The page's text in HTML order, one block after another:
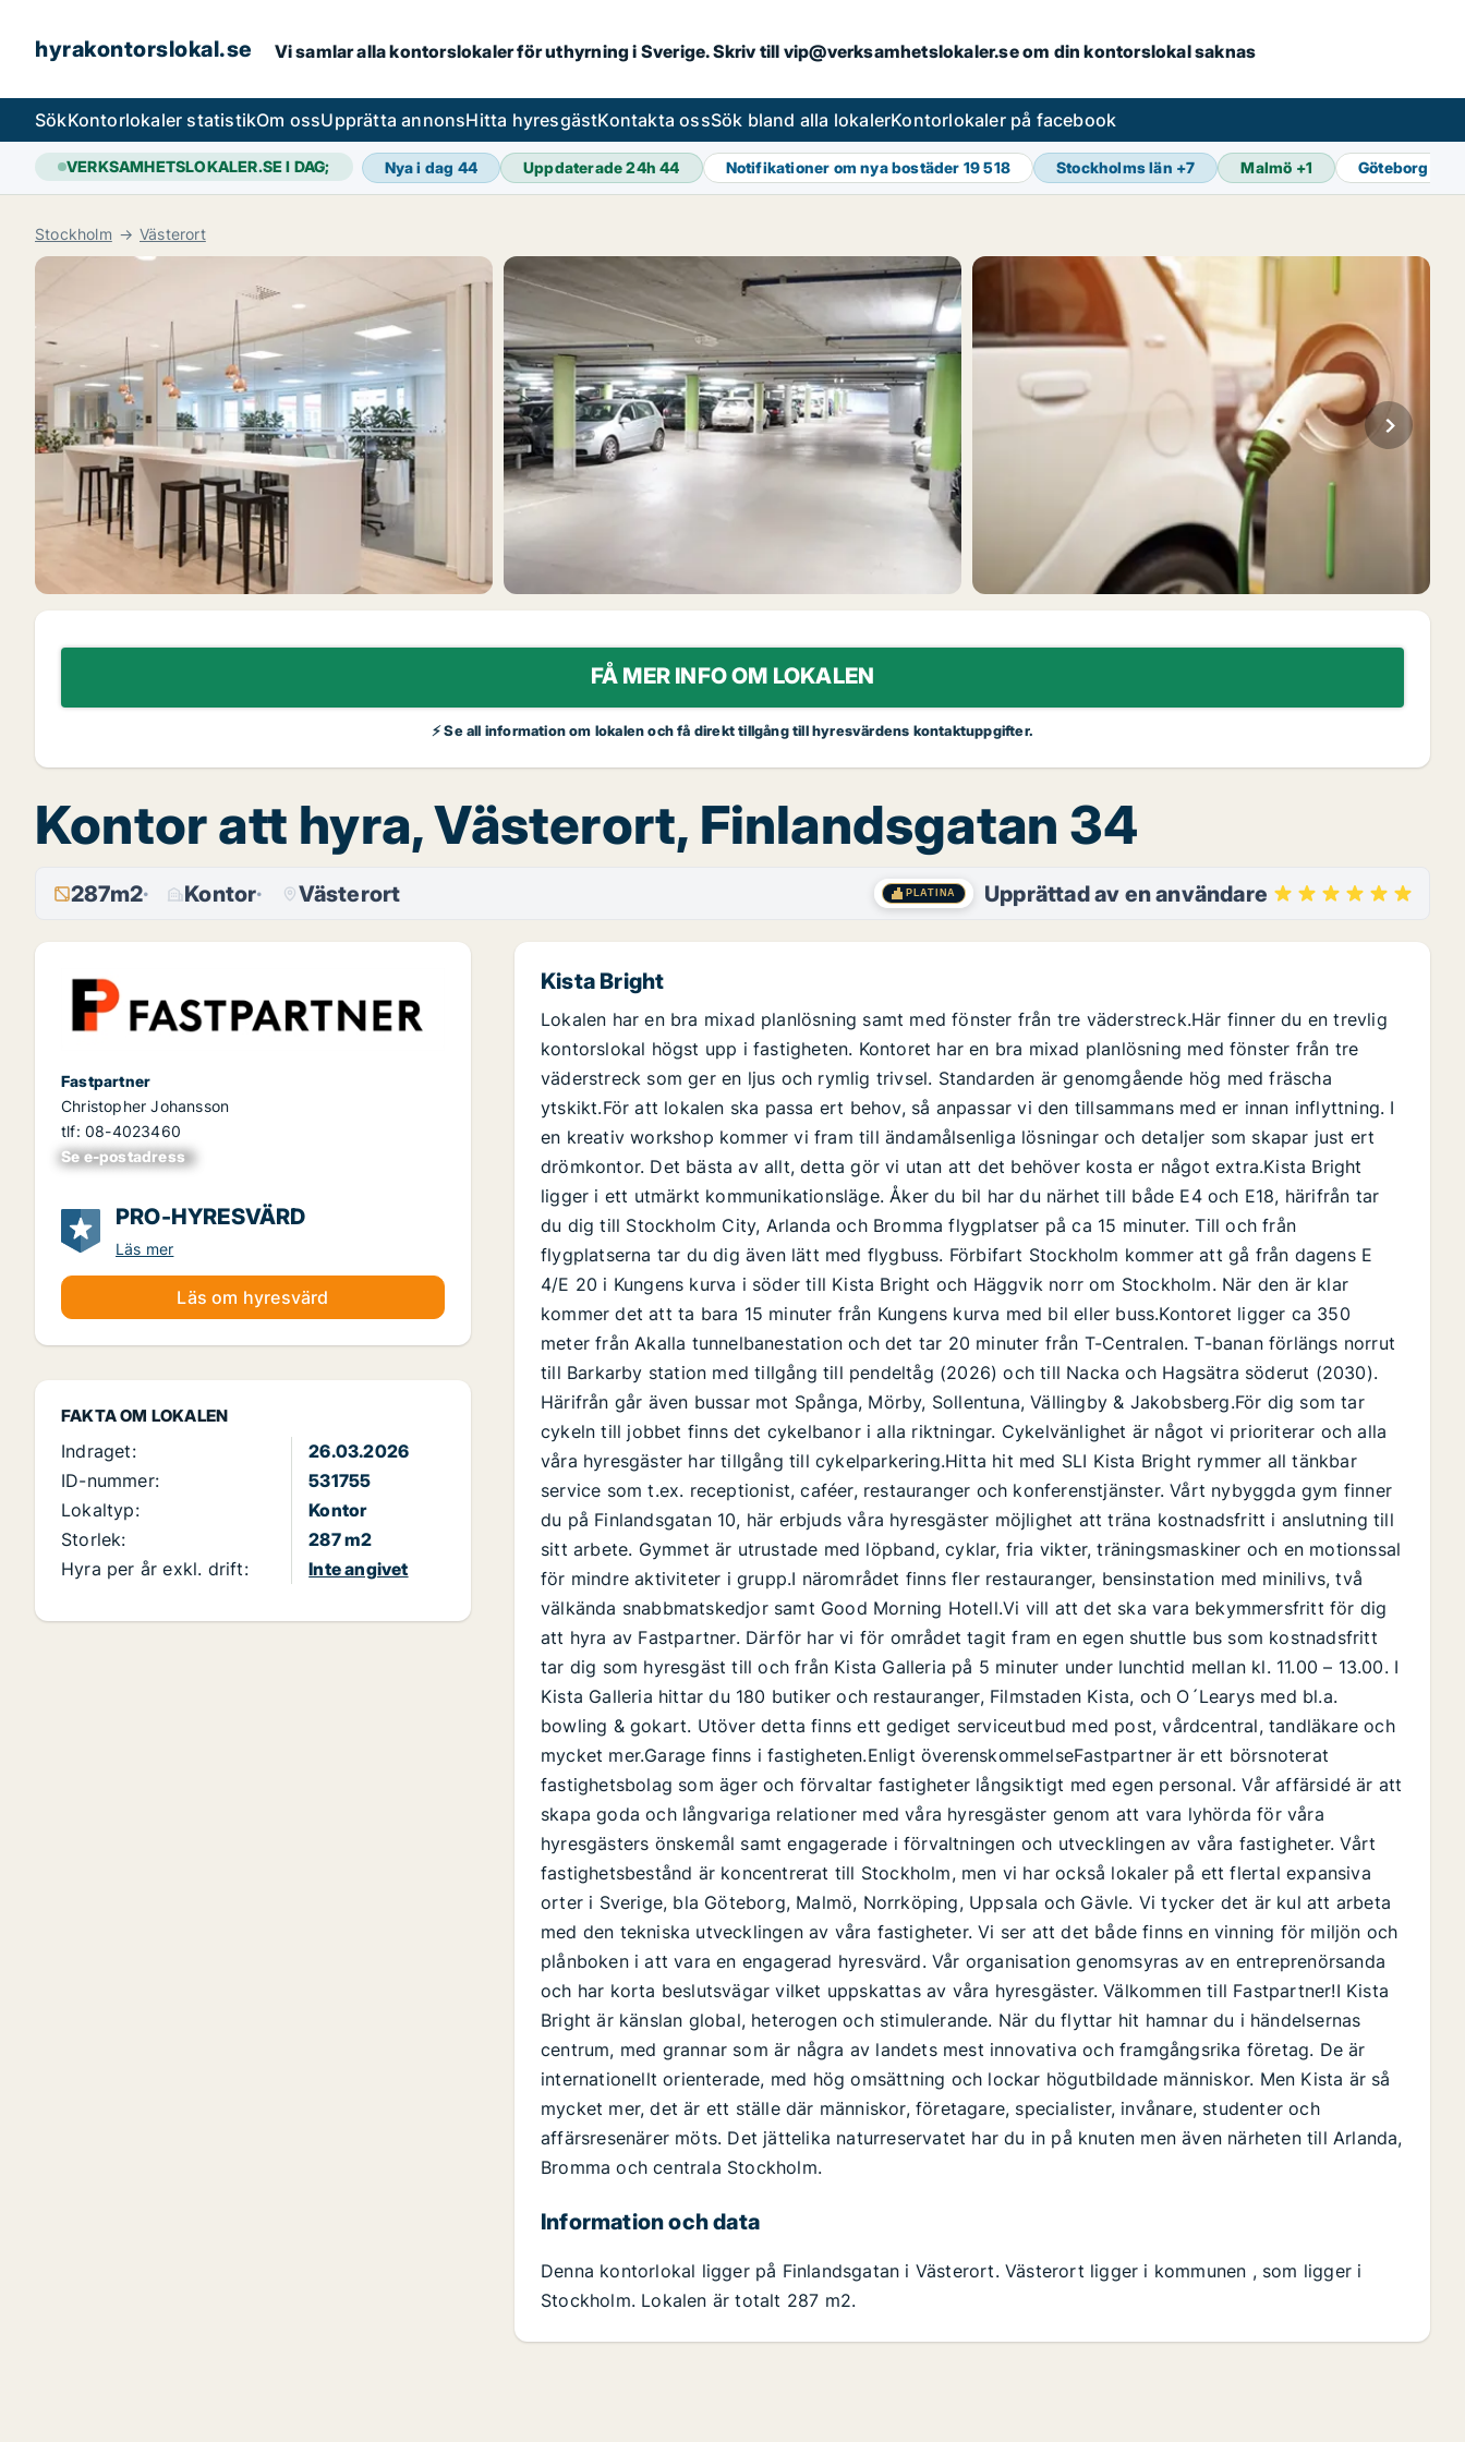
hyrakontorslokal.se Vi samlar alla kontorslokaler för uthyrning i Sverige. Skriv till vip@verksamhetslokaler.se om din kontorslokal saknas
SökKontorlokaler statistikOm ossUpprätta annonsHitta hyresgästKontakta ossSök bland alla lokalerKontorlokaler på facebook
VERKSAMHETSLOKALER.SE I DAG; Nya i dag 44 Uppdaterade 24h44 Notifikationer om nya bostäder 19 518 Stockholms län +7 Malmö +1 Göteborg
Stockholm Västerort
FÅ MER INFO OM LOKALEN
⚡ Se all information om lokalen och få direkt tillgång till hyresvärdens kontaktuppgifter.
Kontor att hyra, Västerort, Finlandsgatan 34
287m2 Kontor Västerort PLATINA Upprättad av en användare
Fastpartner
Christopher Johansson
tlf: 08-4023460
Se e-postadress
xxxxxxxxxxxxxxx
PRO-HYRESVÄRD
Läs mer
Läs om hyresvärd
FAKTA OM LOKALEN
Indraget:
26.03.2026
ID-nummer:
531755
Lokaltyp:
Kontor
Storlek:
287 m2
Hyra per år exkl. drift:
Inte angivet
Kista Bright
Lokalen har en bra mixad planlösning samt med fönster från tre väderstreck.Här finner du en trevlig
kontorslokal högst upp i fastigheten. Kontoret har en bra mixad planlösning med fönster från tre
väderstreck som ger en ljus och rymlig trivsel. Standarden är genomgående hög med fräscha
ytskikt.För att lokalen ska passa ert behov, så anpassar vi den tillsammans med er innan inflyttning. I
en kreativ workshop kommer vi fram till ändamålsenliga lösningar och detaljer som skapar just ert
drömkontor. Det bästa av allt, detta gör vi utan att det behöver kosta er något extra.Kista Bright
ligger i ett utmärkt kommunikationsläge. Åker du bil har du närhet till både E4 och E18, härifrån tar
du dig till Stockholm City, Arlanda och Bromma flygplatser på ca 15 minuter. Till och från
flygplatserna tar du dig även lätt med flygbuss. Förbifart Stockholm kommer att gå från dagens E
4/E 20 i Kungens kurva i söder till Kista Bright och Häggvik norr om Stockholm. När den är klar
kommer det att ta bara 15 minuter från Kungens kurva med bil eller buss.Kontoret ligger ca 350
meter från Akalla tunnelbanestation och det tar 20 minuter från T-Centralen. T-banan förlängs norrut
till Barkarby station med tillgång till pendeltåg (2026) och till Nacka och Hagsätra söderut (2030).
Härifrån går även bussar mot Spånga, Mörby, Sollentuna, Vällingby & Jakobsberg.För dig som tar
cykeln till jobbet finns det cykelbanor i alla riktningar. Cykelvänlighet är något vi prioriterar och alla
våra hyresgäster har tillgång till cykelparkering.Hitta hit med SLI Kista Bright rymmer all tänkbar
service som t.ex. receptionist, caféer, restauranger och konferenstjänster. Vårt nybyggda gym finner
du på Finlandsgatan 10, här erbjuds våra hyresgäster möjlighet att träna kostnadsfritt i anslutning till
sitt arbete. Gymmet är utrustade med löpband, cyklar, fria vikter, träningsmaskiner och en motionssal
för mindre aktiviteter i grupp.I närområdet finns fler restauranger, bensinstation med minilivs, två
välkända snabbmatskedjor samt Good Morning Hotell.Vi vill att det ska vara bekymmersfritt för dig
att hyra av Fastpartner. Därför har vi för området tagit fram en egen shuttle bus som kostnadsfritt
tar dig som hyresgäst till och från Kista Galleria på 5 minuter under lunchtid mellan kl. 11.00 – 13.00. I
Kista Galleria hittar du 180 butiker och restauranger, Filmstaden Kista, och O´Learys med bl.a.
bowling & gokart. Utöver detta finns ett gediget serviceutbud med post, vårdcentral, tandläkare och
mycket mer.Garage finns i fastigheten.Enligt överenskommelseFastpartner är ett börsnoterat
fastighetsbolag som äger och förvaltar fastigheter långsiktigt med egen personal. Vår affärsidé är att
skapa goda och långvariga relationer med våra hyresgäster genom att vara lyhörda för våra
hyresgästers önskemål samt engagerade i förvaltningen och utvecklingen av våra fastigheter. Vårt
fastighetsbestånd är koncentrerat till Stockholm, men vi har också lokaler på ett flertal expansiva
orter i Sverige, bla Göteborg, Malmö, Norrköping, Uppsala och Gävle. Vi tycker det är kul att arbeta
med den tekniska utvecklingen av våra fastigheter. Vi ser att det både finns en vinning för miljön och
plånboken i att vara en engagerad hyresvärd. Vår organisation genomsyras av en entreprenörsanda
och har korta beslutsvägar vilket uppskattas av våra hyresgäster. Välkommen till Fastpartner!I Kista
Bright är känslan global, heterogen och stimulerande. När du flyttar hit hamnar du i händelsernas
centrum, med grannar som är några av landets mest innovativa och framgångsrika företag. De är
internationellt orienterade, med hög omsättning och lockar högutbildade människor. Men Kista är så
mycket mer, det är ett ställe där människor, företagare, specialister, invånare, studenter och
affärsresenärer möts. Det jättelika naturreservatet har du in på knuten men även närheten till Arlanda,
Bromma och centrala Stockholm.
Information och data
Denna kontorlokal ligger på Finlandsgatan i Västerort. Västerort ligger i kommunen , som ligger i
Stockholm. Lokalen är totalt 287 m2.